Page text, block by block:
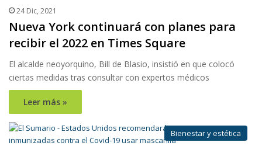
24 Dic, 2021
Nueva York continuará con planes para
recibir el 2022 en Times Square
El alcalde neoyorquino, Bill de Blasio, insistió en que colocó
ciertas medidas tras consultar con expertos médicos
Leer más »
Bienestar y estética